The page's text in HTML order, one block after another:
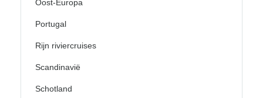
Oost-Europa
Portugal
Rijn riviercruises
Scandinavië
Schotland